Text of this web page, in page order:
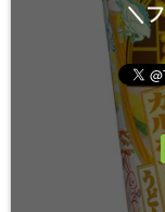
＼